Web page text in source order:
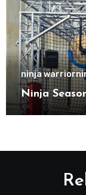
ninja warrior
Ninja